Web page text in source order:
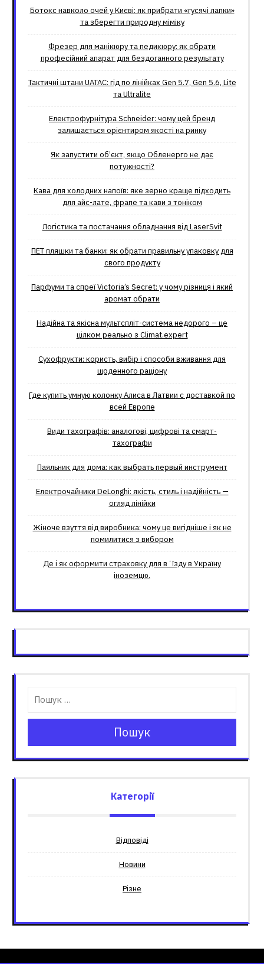
Ботокс навколо очей у Києві: як прибрати «гусячі лапки»
та зберегти природну міміку
Фрезер для манікюру та педикюру: як обрати
професійний апарат для бездоганного результату
Тактичні штани UATAC: гід по лінійках Gen 5.7, Gen 5.6, Lite
та Ultralite
Електрофурнітура Schneider: чому цей бренд
залишається орієнтиром якості на ринку
Як запустити об’єкт, якщо Обленерго не дає
потужності?
Кава для холодних напоїв: яке зерно краще підходить
для айс-лате, фрапе та кави з тоніком
Логістика та постачання обладнання від LaserSvit
ПЕТ пляшки та банки: як обрати правильну упаковку для
свого продукту
Парфуми та спреї Victoria’s Secret: у чому різниця і який
аромат обрати
Надійна та якісна мультспліт-система недорого – це
цілком реально з Climat.еxpert
Сухофрукти: користь, вибір і способи вживання для
щоденного раціону
Где купить умную колонку Алиса в Латвии с доставкой по
всей Европе
Види тахографів: аналогові, цифрові та смарт-
тахографи
Паяльник для дома: как выбрать первый инструмент
Електрочайники DeLonghi: якість, стиль і надійність —
огляд лінійки
Жіноче взуття від виробника: чому це вигідніше і як не
помилитися з вибором
Де і як оформити страховку для вʼїзду в Україну
іноземцю.
Пошук
Категорії
Відповіді
Новини
Різне